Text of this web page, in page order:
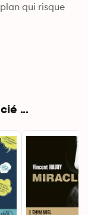
qui risque
...